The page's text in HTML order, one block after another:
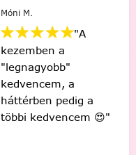
Móni M.
"A
kezemben a
"legnagyobb"
kedvencem, a
háttérben pedig a
többi kedvencem 😍"